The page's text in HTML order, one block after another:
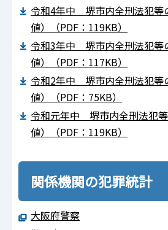
令和4年中 堺市内全刑法犯等
値）（PDF：119KB）
令和3年中 堺市内全刑法犯等
値）（PDF：117KB）
令和2年中 堺市内全刑法犯等
値）（PDF：75KB）
令和元年中 堺市内全刑法犯
値）（PDF：119KB）
関係機関の犯罪統計
大阪府警察